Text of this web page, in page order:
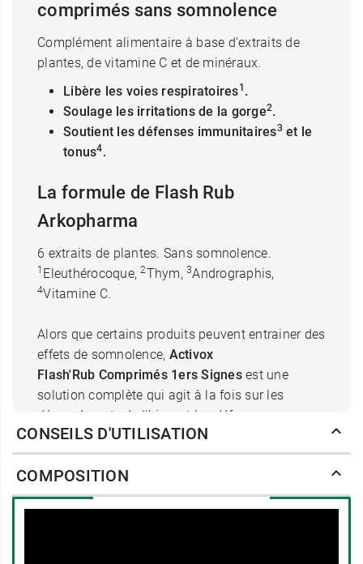
comprimés sans somnolence
Complément alimentaire à base d'extraits de
plantes, de vitamine C et de minéraux.
Libère les voies respiratoires1 .
Soulage les irritations de la gorge2.
Soutient les défenses immunitaires3 et le
tonus4.
La formule de Flash Rub
Arkopharma
6 extraits de plantes. Sans somnolence.
1 Eleuthérocoque,2Thym, 3Andrographis,
4Vitamine C.
Alors que certains produits peuvent entrainer des
effets de somnolence, Activox
Flash'Rub Comprimés 1ers Signesest une
solution complète qui agit à la fois sur les
désagréments de l'hiver et les défenses
naturelles, grâce à l'Andrographis.
Activox Flash'Rub Comprimés 1ers Signes
prendre dès les premiers signes d'encombrement
CONSEILS D'UTILISATION
COMPOSITION